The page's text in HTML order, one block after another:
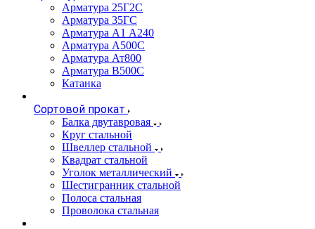
Арматура 25Г2С
Арматура 35ГС
Арматура А1 А240
Арматура А500С
Арматура Ат800
Арматура В500С
Катанка
Сортовой прокат
Балка двутавровая
Круг стальной
Швеллер стальной
Квадрат стальной
Уголок металлический
Шестигранник стальной
Полоса стальная
Проволока стальная